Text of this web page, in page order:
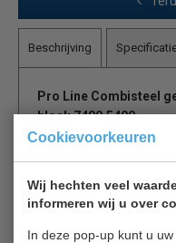
Cookievoorkeuren
Wij hechten veel
informeren wij u over
In deze pop-up kunt u
Beschrijving
Pro Line Combisteel
block 7489.5400
ruimte beperkt is.
en extra opslag. Met 2
gebruiksvriendelijke